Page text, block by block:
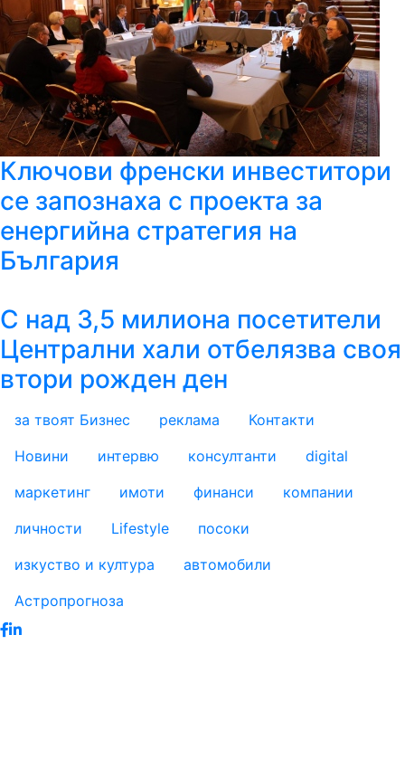
Ключови френски инвеститори
се запознаха с проекта за
енергийна стратегия на
България
С над 3,5 милиона посетители
Централни хали отбелязва своя
втори рожден ден
за твоят Бизнес реклама Контакти
footer_statii
Новини интервю консултанти
digital
маркетинг
имоти финанси
компании
личности
Lifestyle
посоки
изкуство и култура
автомобили
Астропрогноза